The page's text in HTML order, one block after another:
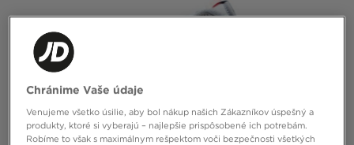
Chránime Vaše údaje
Venujeme všetko úsilie, aby bol nákup našich Zákazníkov úspešný a
produkty, ktoré si vyberajú – najlepšie prispôsobené ich potrebám.
Robíme to však s maximálnym rešpektom voči bezpečnosti všetkých